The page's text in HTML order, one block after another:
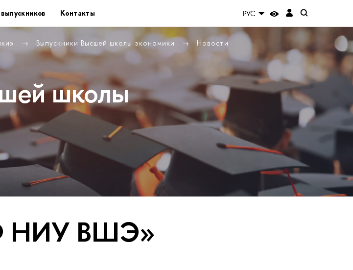
Контакты РУС
Выпускники Высшей школы экономики Новости
школы
НИУ ВШЭ»